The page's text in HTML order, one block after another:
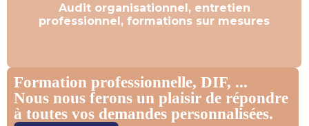
Audit organisationnel, entretien
professionnel, formations sur mesures
Découvrez nos services complémentaires
Formation professionnelle, DIF, ...
Nous nous ferons un plaisir de répondre
à toutes vos demandes personnalisées.